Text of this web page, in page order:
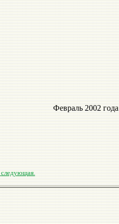
Февраль 2002 года
следующая.